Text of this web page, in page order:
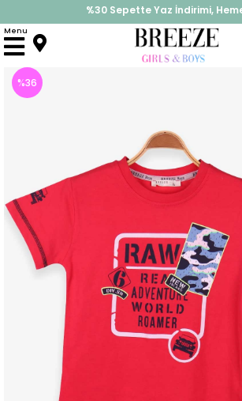
%30 Sepette Yaz İndirimi,
İndirimlere ek %10 İndirimi Kap,
Menu
Anasayfa Takımlar Kapri & Şort
%36